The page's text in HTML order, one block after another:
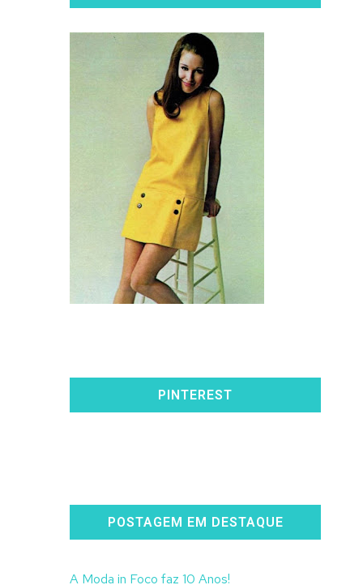
PINTEREST
POSTAGEM EM DESTAQUE
A Moda in Foco faz 10 Anos!